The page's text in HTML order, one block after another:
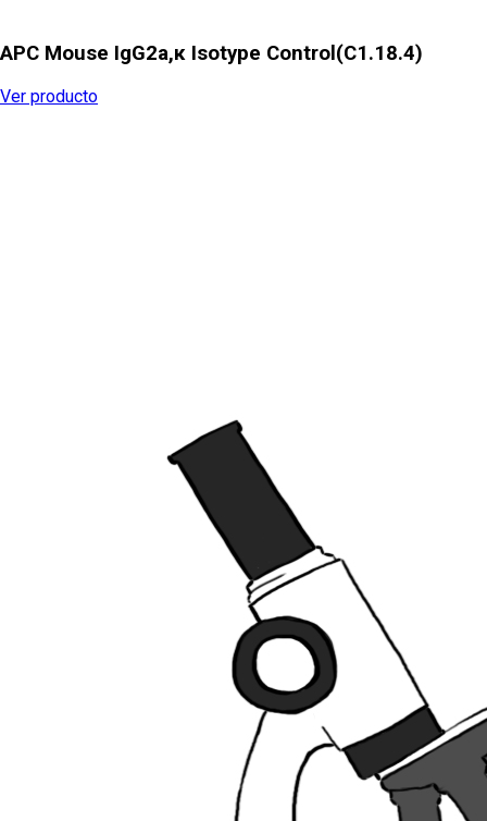
APC Mouse IgG2a,κ Isotype Control(C1.18.4)
Ver producto